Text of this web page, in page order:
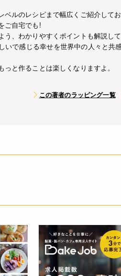
ルのレシピまで幅広くご紹介してお
ご自宅でも!
、わかりやすくポイントも解説して
で感じる幸せを世界中の人々と共
と作ることは楽しくなりますよ。
この著者のラッピング一覧